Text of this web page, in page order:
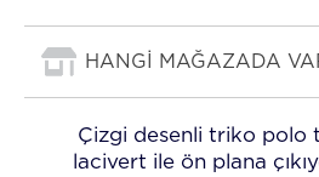
HANGİ MAĞAZADA
Çizgi desenli triko polo
lacivert ile ön plana